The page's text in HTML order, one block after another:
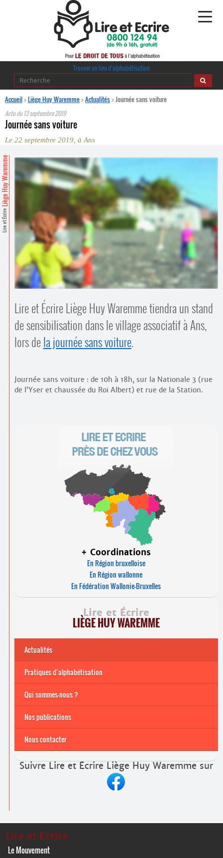
Alphabétisation
·
Comprendre et parler
Bienvenue en Belgique
Espace presse
Contacts
Trouver un lieu d’alphabétisation
Trouver un lieu d’alphabétisation
Accueil>Liège Huy Waremme>Actualités>Journée sans voiture
Actu du13 septembre 2019
Journée sans voiture
Le 22 septembre 2019, à Ans
Lire et Écrire
Liège Huy Waremme
Lire et Écrire Liège Huy Waremme tiendra un stand
de sensibilisation dans le village associatif à Ans,
lors dela journée sans voiture.
Journée sans voiture : de 10h à 18h, sur la Nationale 3 (rue
de l’Yser et chaussée du Roi Albert) et rue de la Station.
+ Coordinations
En Région bruxelloise
En Région wallonne
En Fédération Wallonie-Bruxelles
Lire et Écrire
LIÈGE HUY WAREMME
Actualités
Pratiques d’alphabétisation
Archives
Formations continuées 2026-2027
Qui sommes-nous ?
Nos publications
Nous contacter
Suivre Lire et Écrire Liège Huy Waremme sur
Lire et Écrire
Le Mouvement